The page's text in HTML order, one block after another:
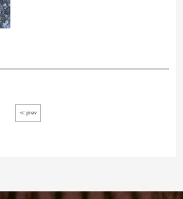
≪ prev